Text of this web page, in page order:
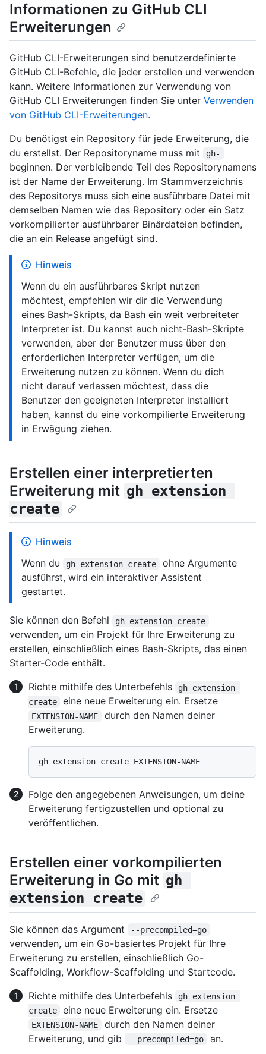
Informationen zu GitHub CLI
Erweiterungen
GitHub CLI-Erweiterungen sind benutzerdefinierte
GitHub CLI-Befehle, die jeder erstellen und verwenden
kann. Weitere Informationen zur Verwendung von
GitHub CLI Erweiterungen finden Sie unter Verwenden
von GitHub CLI-Erweiterungen.
Du benötigst ein Repository für jede Erweiterung, die
du erstellst. Der Repositoryname muss mit
gh-
beginnen. Der verbleibende Teil des Repositorynamens
ist der Name der Erweiterung. Im Stammverzeichnis
des Repositorys muss sich eine ausführbare Datei mit
demselben Namen wie das Repository oder ein Satz
vorkompilierter ausführbarer Binärdateien befinden,
die an ein Release angefügt sind.
Hinweis
Wenn du ein ausführbares Skript nutzen
möchtest, empfehlen wir dir die Verwendung
eines Bash-Skripts, da Bash ein weit verbreiteter
Interpreter ist. Du kannst auch nicht-Bash-Skripte
verwenden, aber der Benutzer muss über den
erforderlichen Interpreter verfügen, um die
Erweiterung nutzen zu können. Wenn du dich
nicht darauf verlassen möchtest, dass die
Benutzer den geeigneten Interpreter installiert
haben, kannst du eine vorkompilierte Erweiterung
in Erwägung ziehen.
Erstellen einer interpretierten
Erweiterung mit gh extension
create
Hinweis
Wenn du
gh extension create
ohne Argumente
ausführst, wird ein interaktiver Assistent
gestartet.
Sie können den Befehl gh extension create
verwenden, um ein Projekt für Ihre Erweiterung zu
erstellen, einschließlich eines Bash-Skripts, das einen
Starter-Code enthält.
Richte mithilfe des Unterbefehls
gh extension
create
eine neue Erweiterung ein. Ersetze
EXTENSION-NAME
durch den Namen deiner
Erweiterung.
Folge den angegebenen Anweisungen, um deine
Erweiterung fertigzustellen und optional zu
veröffentlichen.
Erstellen einer vorkompilierten
Erweiterung in Go mit gh
extension create
Sie können das Argument --precompiled=go
verwenden, um ein Go-basiertes Projekt für Ihre
Erweiterung zu erstellen, einschließlich Go-
Scaffolding, Workflow-Scaffolding und Startcode.
Richte mithilfe des Unterbefehls
gh extension
create
eine neue Erweiterung ein. Ersetze
EXTENSION-NAME
durch den Namen deiner
Erweiterung, und gib
--precompiled=go an.